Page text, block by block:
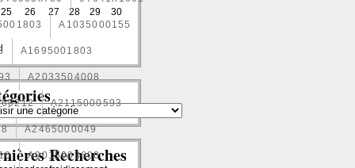
A1035000155
A1695001803
A2033504008
A2115000593
A2465000049
A9015003600
25 26 27 28 29
30
Recherches